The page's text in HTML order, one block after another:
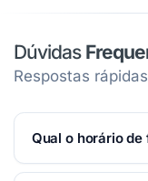
Dúvidas
Respostas
Qual o horário